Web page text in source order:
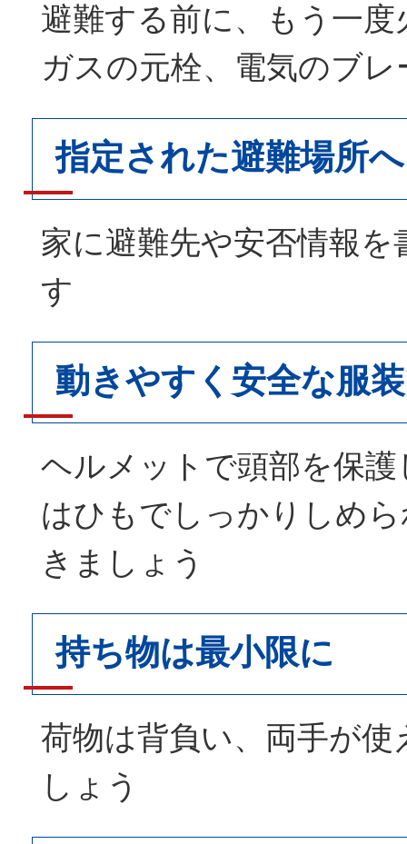
避難する前に、もう一
ガスの元栓、電気のブ
指定された避難場所へ
家に避難先や安否情報
す
動きやすく安全な服
ヘルメットで頭部を保
はひもでしっかりしめ
きましょう
持ち物は最小限に
荷物は背負い、両手が
しょう